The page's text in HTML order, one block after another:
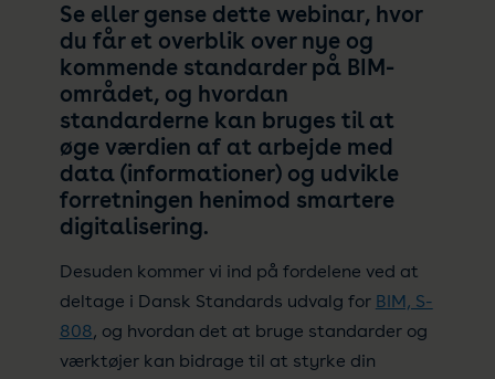
Se eller gense dette webinar, hvor
du får et overblik over nye og
kommende standarder på BIM-
området, og hvordan
standarderne kan bruges til at
øge værdien af at arbejde med
data (informationer) og udvikle
forretningen henimod smartere
digitalisering.
Desuden kommer vi ind på fordelene ved at
deltage i Dansk Standards udvalg for BIM, S-
808, og hvordan det at bruge standarder og
værktøjer kan bidrage til at styrke din